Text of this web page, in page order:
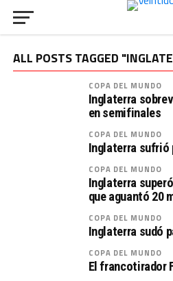
ALL POSTS TAGGED
COPA DEL MUNDO
Inglaterra
en semifinales
COPA DEL MUNDO
Inglaterra sufrió
COPA DEL MUNDO
Inglaterra
que aguantó 20
COPA DEL MUNDO
Inglaterra sudó
COPA DEL MUNDO
El francotirador